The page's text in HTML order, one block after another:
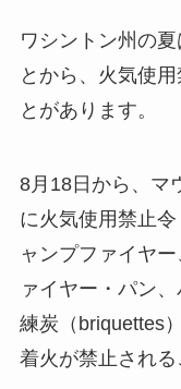
ワシントン州の
とから、火気使
とがあります。
8月18日から、マ
に火気使用禁止
ャンプファイヤ
ァイヤー・パン
練炭（briquettes
着火が禁止される